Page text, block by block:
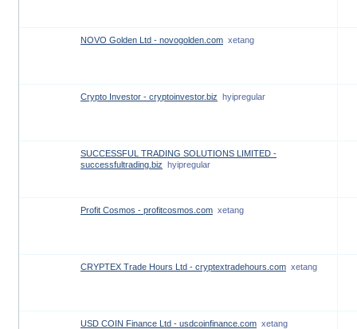
NOVO Golden Ltd - novogolden.com xetang
Crypto Investor - cryptoinvestor.biz hyipregular
SUCCESSFUL TRADING SOLUTIONS LIMITED -
successfultrading.biz hyipregular
Profit Cosmos - profitcosmos.com xetang
CRYPTEX Trade Hours Ltd - cryptextradehours.com xetang
USD COIN Finance Ltd - usdcoinfinance.com xetang